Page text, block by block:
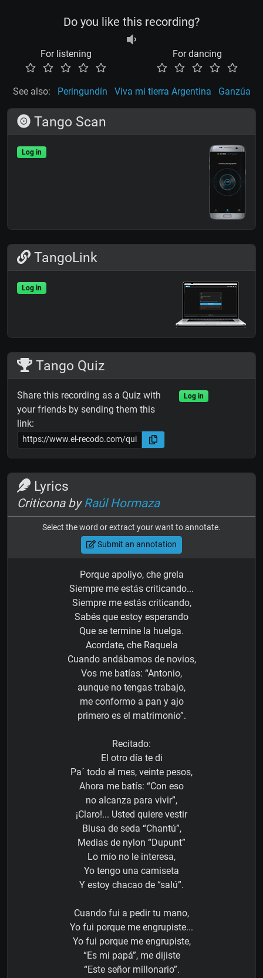
Do you like this recording?
For listening For dancing
See also: Peringundín Viva mi tierra Argentina Ganzúa
Tango Scan
Log in
TangoLink
Log in
Tango Quiz
Share this recording as a Quiz with
your friends by sending them this
link:
Log in
Lyrics
Criticona byRaúl Hormaza
Select the word or extract your want to annotate.
Submit an annotation
Porque apoliyo, che grela
Siempre me estás criticando...
Siempre me estás criticando,
Sabés que estoy esperando
Que se termine la huelga.
Acordate, che Raquela
Cuando andábamos de novios,
Vos me batías: “Antonio,
aunque no tengas trabajo,
me conformo a pan y ajo
primero es el matrimonio”.
Recitado:
El otro día te di
Pa´ todo el mes, veinte pesos,
Ahora me batís: “Con eso
no alcanza para vivir”,
¡Claro!... Usted quiere vestir
Blusa de seda “Chantú”,
Medias de nylon “Dupunt”
Lo mío no le interesa,
Yo tengo una camiseta
Y estoy chacao de “salú”.
Cuando fui a pedir tu mano,
Yo fui porque me engrupiste...
Yo fui porque me engrupiste,
“Es mi papá”, me dijiste
“Este señor millonario”.